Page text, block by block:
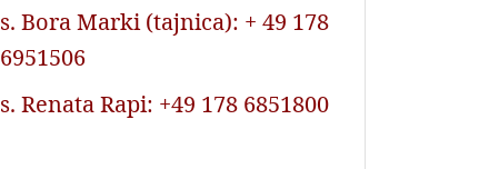
s. Bora Marki (tajnica): + 49 178
6951506
s. Renata Rapi: +49 178 6851800